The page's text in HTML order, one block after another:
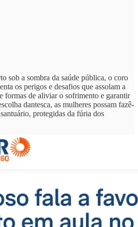
sob a sombra da saúde pública, o coro
os perigos e desafios que assolam a
formas de aliviar o sofrimento e garantir
dantesca, as mulheres possam fazê-
protegidas da fúria dos